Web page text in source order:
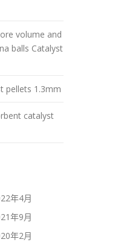
volume and
balls Catalyst
pellets 1.3mm
catalyst
年4月
年9月
年2月